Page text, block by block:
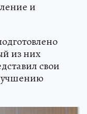
и
из них
свои